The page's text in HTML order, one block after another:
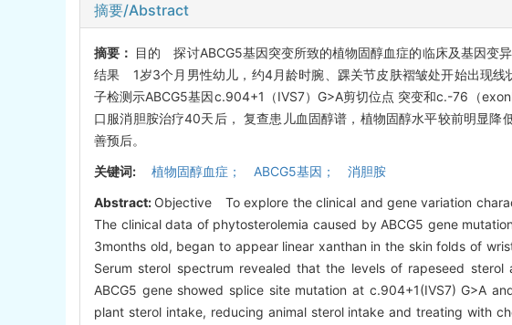
摘要/Abstract
摘要： 目的 探讨ABCG5基因突变所致的植物固醇血症的临床及基因变
结果 1岁3个月男性幼儿，约4月龄时腕、踝关节皮肤褶皱处开始出现线
子检测示ABCG5基因c.904+1（IVS7）G>A剪切位点 突变和c.-76（
口服消胆胺治疗40天后， 复查患儿血固醇谱，植物固醇水平较前明显
善预后。
关键词:
植物固醇血症； ABCG5基因； 消胆胺
Abstract: Objective To explore the clinical and gene variation
The clinical data of phytosterolemia caused by ABCG5 gene
3months old, began to appear linear xanthan in the skin folds of
Serum sterol spectrum revealed that the levels of rapeseed
ABCG5 gene showed splice site mutation at c.904+1(IVS7) G>A
plant sterol intake, reducing animal sterol intake and treating with